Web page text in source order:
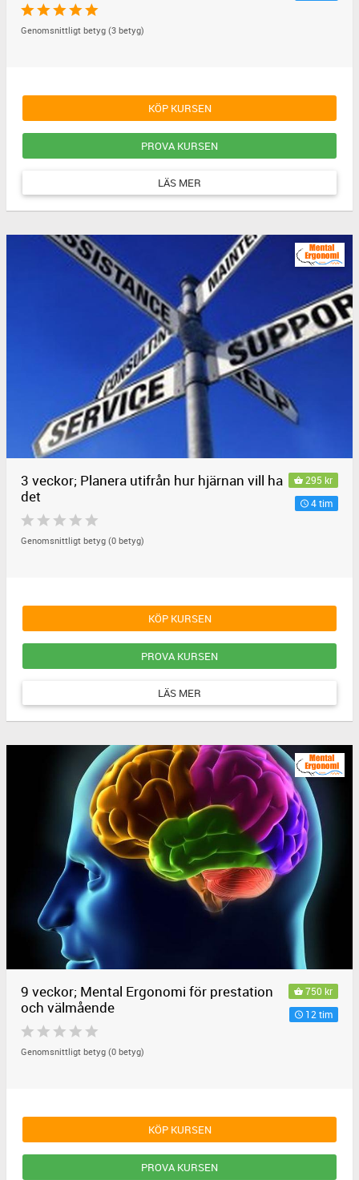
Genomsnittligt betyg (3 betyg)
KÖP KURSEN
PROVA KURSEN
LÄS MER
295 kr
4 tim
3 veckor; Planera utifrån hur hjärnan vill ha
det
Genomsnittligt betyg (0 betyg)
KÖP KURSEN
PROVA KURSEN
LÄS MER
750 kr
12 tim
9 veckor; Mental Ergonomi för prestation
och välmående
Genomsnittligt betyg (0 betyg)
KÖP KURSEN
PROVA KURSEN